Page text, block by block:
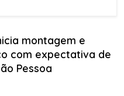
montagem e
com expectativa de
Pessoa